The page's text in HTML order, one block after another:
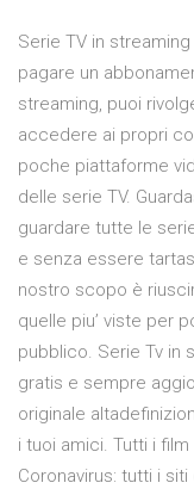
Serie TV in
pagare un
streaming, puoi
accedere ai propri
poche piattaforme
delle serie TV.
guardare tutte le
e senza essere
nostro scopo è
quelle piu’ viste per
pubblico. Serie Tv in
gratis e sempre
originale
i tuoi amici. Tutti i
Coronavirus: tutti i